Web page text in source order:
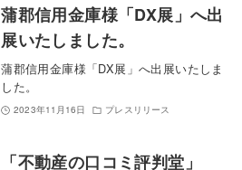
蒲郡信用金庫様「DX展」へ出
展いたしました。
蒲郡信用金庫様「DX展」へ出展いたしま
した。
2023年11月16日 プレスリリース
「不動産の口コミ評判堂」